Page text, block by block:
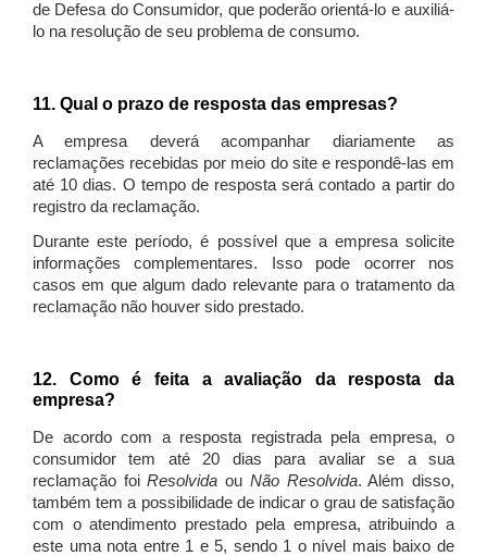
de Defesa do Consumidor, que poderão orientá-lo e auxiliá-
lo na resolução de seu problema de consumo.
11. Qual o prazo de resposta das empresas?
A empresa deverá acompanhar diariamente as
reclamações recebidas por meio do site e respondê-las em
até 10 dias. O tempo de resposta será contado a partir do
registro da reclamação.
Durante este período, é possível que a empresa solicite
informações complementares. Isso pode ocorrer nos
casos em que algum dado relevante para o tratamento da
reclamação não houver sido prestado.
12. Como é feita a avaliação da resposta da
empresa?
De acordo com a resposta registrada pela empresa, o
consumidor tem até 20 dias para avaliar se a sua
reclamação foiResolvida ou Não Resolvida. Além disso,
também tem a possibilidade de indicar o grau de satisfação
com o atendimento prestado pela empresa, atribuindo a
este uma nota entre 1 e 5, sendo 1 o nível mais baixo de